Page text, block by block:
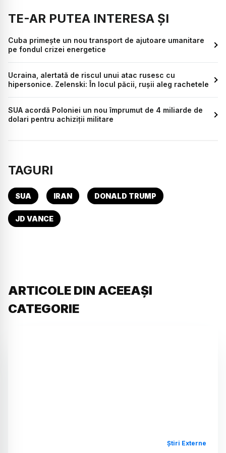
TE-AR PUTEA INTERESA ȘI
Cuba primește un nou transport de ajutoare umanitare
pe fondul crizei energetice
Ucraina, alertată de riscul unui atac rusesc cu
hipersonice. Zelenski: În locul păcii, rușii aleg rachetele
SUA acordă Poloniei un nou împrumut de 4 miliarde de
dolari pentru achiziții militare
TAGURI
SUA IRAN DONALD TRUMP
JD VANCE
ARTICOLE DIN ACEEAȘI
CATEGORIE
Știri Externe